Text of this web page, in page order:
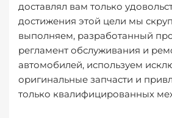
доставлял вам только
достижения этой цели мы
выполняем, разработанный
регламент обслуживания и
автомобилей, используем
оригинальные запчасти и
только квалифицированных